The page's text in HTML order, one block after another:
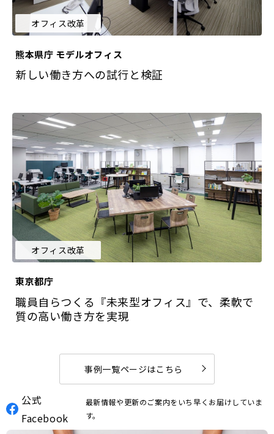
新しい働き方への試行と検証
熊本県庁 モデルオフィス
オフィス改革
職員自らつくる『未来型オフィス』で、柔軟で
質の高い働き方を実現
東京都庁
オフィス改革
事例一覧ページはこちら
公式
Facebook
最新情報や更新のご案内をいち早くお届けしていま
す。